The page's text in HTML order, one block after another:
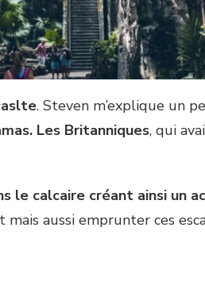
. Steven m’explique un
Les Britanniques, qui
le calcaire créant ainsi un
aussi emprunter ces